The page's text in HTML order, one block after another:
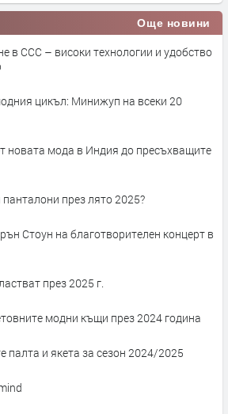
Още новини
в CCC – високи технологии и удобство
цикъл: Минижуп на всеки 20
новата мода в Индия до пресъхващите
през лято 2025?
Стоун на благотворителен концерт в
през 2025 г.
модни къщи през 2024 година
палта и якета за сезон 2024/2025